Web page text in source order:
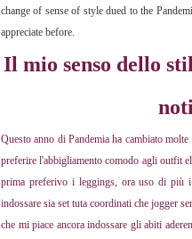
change of sense of style dued to the
appreciate before.
Il mio senso dello
Questo anno di Pandemia ha cambiato
preferire l'abbigliamento comodo agli outfit
prima preferivo i leggings, ora uso di più
indossare sia set tuta coordinati che jogger
che mi piace ancora indossare gli abiti